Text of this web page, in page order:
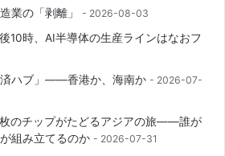
業の「剥離」 2026-08-03
10時、AI半導体の生産ラインはなおフ
ハブ」――香港か、海南か
2026-07-
のチップがたどるアジアの旅――誰が
組み立てるのか
2026-07-31